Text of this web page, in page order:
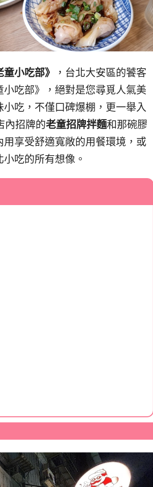
童小吃部》
，台北大安區的饕客
吃部》，絕對是您尋覓人氣美
吃，不僅口碑爆棚，更一舉入
內招牌的老童招牌拌麵和那碗膠
用享受舒適寬敞的用餐環境，或
吃的所有想像。